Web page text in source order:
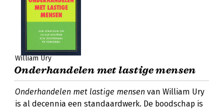
William Ury
Onderhandelen met lastige mensen
Onderhandelen met lastige mensen van William Ury
is al decennia een standaardwerk. De boodschap is